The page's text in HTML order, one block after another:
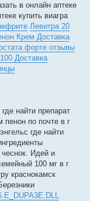
в онлайн аптеке
купить виагра
Левитра 20
Крем Доставка
форте отзывы
Доставка
найти препарат
пенон по почте в г
где найти
Идей и
100 мг в г
краснокамск